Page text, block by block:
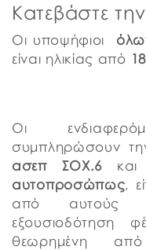
Κατεβάστε
Οι υποψήφιοι
είναι ηλικίας από
Οι
συμπληρώσουν
ασεπ ΣΟΧ.6 και
αυτοπροσώπως,
από αυτούς
εξουσιοδότηση
θεωρημένη